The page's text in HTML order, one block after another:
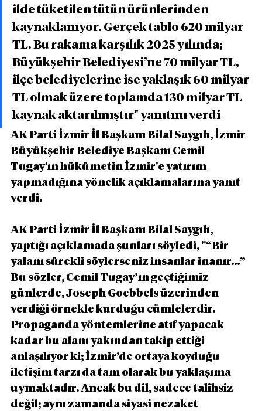
ilde tüketilen tütün ürünlerinden
kaynaklanıyor. Gerçek tablo 620 milyar
TL. Bu rakama karşılık 2025 yılında;
Büyükşehir Belediyesi’ne 70 milyar TL,
ilçe belediyelerine ise yaklaşık 60 milyar
TL olmak üzere toplamda 130 milyar TL
kaynak aktarılmıştır" yanıtını verdi
AK Parti İzmir İl Başkanı Bilal Saygılı, İzmir
Büyükşehir Belediye Başkanı Cemil
Tugay'ın hükümetin İzmir'e yatırım
yapmadığına yönelik açıklamalarına yanıt
verdi.
AK Parti İzmir İl Başkanı Bilal Saygılı,
yaptığı açıklamada şunları söyledi, ''“Bir
yalanı sürekli söylerseniz insanlar inanır…”
Bu sözler, Cemil Tugay’ın geçtiğimiz
günlerde, Joseph Goebbels üzerinden
verdiği örnekle kurduğu cümlelerdir.
Propaganda yöntemlerine atıf yapacak
kadar bu alanı yakından takip ettiği
anlaşılıyor ki; İzmir’de ortaya koyduğu
iletişim tarzı da tam olarak bu yaklaşıma
uymaktadır. Ancak bu dil, sadece talihsiz
değil; aynı zamanda siyasi nezaket